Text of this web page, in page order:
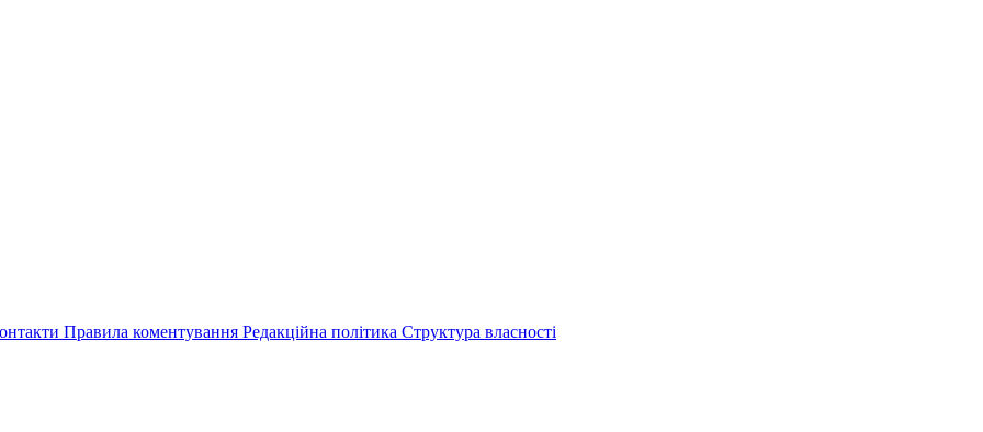
Правила коментування Редакційна політика Структура власності